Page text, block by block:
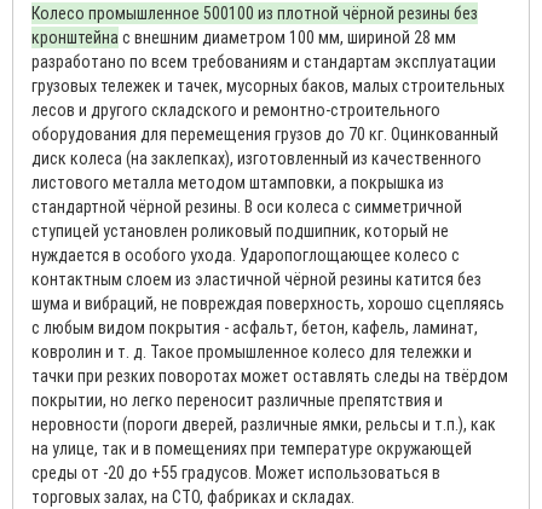
Колесо промышленное 500100 из плотной чёрной резины без
кронштейна с внешним диаметром 100 мм, шириной 28 мм
разработано по всем требованиям и стандартам эксплуатации
грузовых тележек и тачек, мусорных баков, малых строительных
лесов и другого складского и ремонтно-строительного
оборудования для перемещения грузов до 70 кг. Оцинкованный
диск колеса (на заклепках), изготовленный из качественного
листового металла методом штамповки, а покрышка из
стандартной чёрной резины. В оси колеса с симметричной
ступицей установлен роликовый подшипник, который не
нуждается в особого ухода. Ударопоглощающее колесо с
контактным слоем из эластичной чёрной резины катится без
шума и вибраций, не повреждая поверхность, хорошо сцепляясь
с любым видом покрытия - асфальт, бетон, кафель, ламинат,
ковролин и т. д. Такое промышленное колесо для тележки и
тачки при резких поворотах может оставлять следы на твёрдом
покрытии, но легко переносит различные препятствия и
неровности (пороги дверей, различные ямки, рельсы и т.п.), как
на улице, так и в помещениях при температуре окружающей
среды от -20 до +55 градусов. Может использоваться в
торговых залах, на СТО, фабриках и складах.